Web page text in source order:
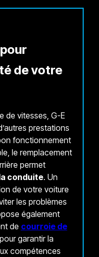
de votre
de vitesses, G-E
prestations
fonctionnement
le remplacement
permet
conduite. Un
de votre voiture
les problèmes
également
de courroie de
garantir la
compétences